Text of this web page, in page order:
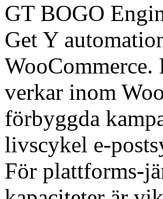
GT BOGO
Get Y
verkar inom
förbyggda
livscykel e-
För plattforms-